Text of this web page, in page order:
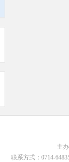
主
联系方式：0714-